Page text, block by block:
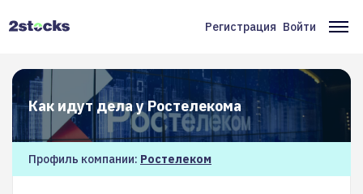
Меню
учётной
записи
пользователя
Регистрация Войти
Как идут дела у Ростелекома
Профиль компании: Ростелеком